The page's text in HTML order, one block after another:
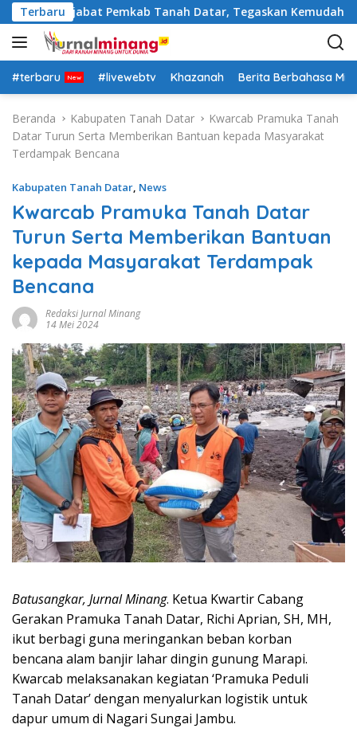
a
g
u
TerbaruPejabat Pemkab Tanah Datar, Tegaskan Kemudahan
#terbaru #livewebtv Khazanah Berita Berbahasa
Beranda Kabupaten Tanah Datar
Kwarcab Pramuka Tanah
Datar Turun Serta Memberikan Bantuan kepada Masyarakat
Terdampak Bencana
Kabupaten Tanah Datar, News
Kwarcab Pramuka Tanah Datar
Turun Serta Memberikan Bantuan
kepada Masyarakat Terdampak
Bencana
Redaksi Jurnal Minang
14 Mei 2024
Batusangkar, Jurnal Minang. Ketua Kwartir Cabang
Gerakan Pramuka Tanah Datar, Richi Aprian, SH, MH,
ikut berbagi guna meringankan beban korban
bencana alam banjir lahar dingin gunung Marapi.
Kwarcab melaksanakan kegiatan ‘Pramuka Peduli
Tanah Datar’ dengan menyalurkan logistik untuk
dapur umum di Nagari Sungai Jambu.